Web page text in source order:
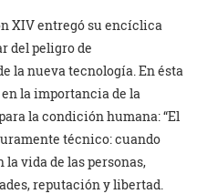
XIV entregó su encíclica
del peligro de
la nueva tecnología. En ésta
la importancia de la
la condición humana: “El
técnico: cuando
vida de las personas,
reputación y libertad.